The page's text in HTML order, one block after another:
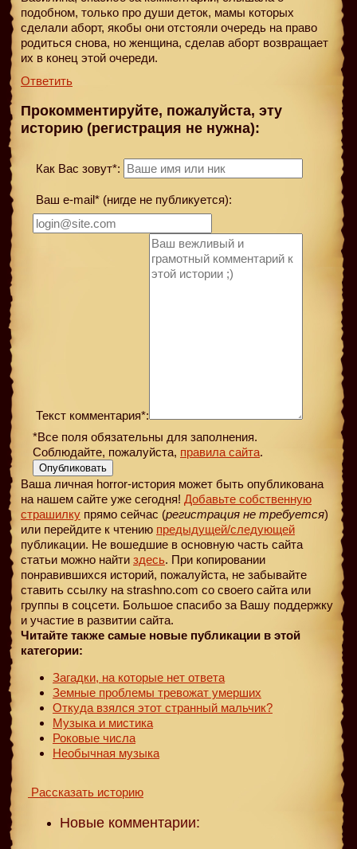
подобном, только про души деток, мамы которых
сделали аборт, якобы они отстояли очередь на право
родиться снова, но женщина, сделав аборт возвращает
их в конец этой очереди.
Ответить
Прокомментируйте, пожалуйста, эту
историю (регистрация не нужна):
Как Вас зовут*:
Ваш e-mail* (нигде не публикуется):
Текст комментария*:
*Все поля обязательны для заполнения.
Соблюдайте, пожалуйста, правила сайта.
Опубликовать
Ваша личная horror-история может быть опубликована
на нашем сайте уже сегодня! Добавьте собственную
страшилку прямо сейчас (регистрация не требуется)
или перейдите к чтению предыдущей/следующей
публикации. Не вошедшие в основную часть сайта
статьи можно найти здесь. При копировании
понравившихся историй, пожалуйста, не забывайте
ставить ссылку на strashno.com со своего сайта или
группы в соцсети. Большое спасибо за Вашу поддержку
и участие в развитии сайта.
Читайте также самые новые публикации в этой
категории:
Загадки, на которые нет ответа
Земные проблемы тревожат умерших
Откуда взялся этот странный мальчик?
Музыка и мистика
Роковые числа
Необычная музыка
Рассказать историю
Новые комментарии: